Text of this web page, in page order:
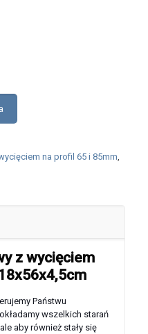
na profil 65 i 85mm,
z wycięciem
Państwu
wszelkich starań
aby również stały się